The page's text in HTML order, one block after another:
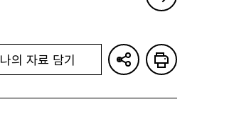
나의 자료 담기